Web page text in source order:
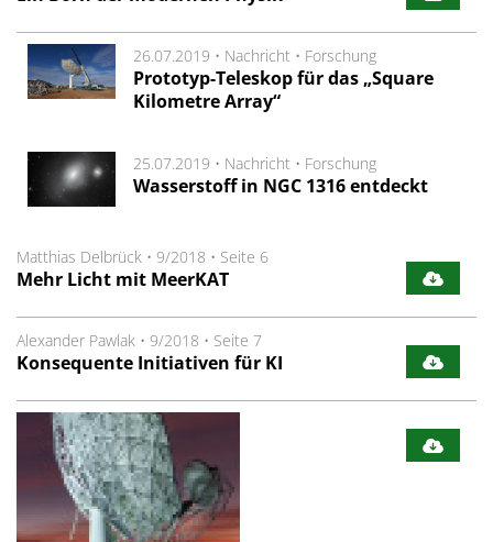
26.07.2019 • Nachricht • Forschung
Prototyp-Teleskop für das „Square
Kilometre Array“
25.07.2019 • Nachricht • Forschung
Wasserstoff in NGC 1316 entdeckt
Matthias Delbrück • 9/2018 • Seite 6
Mehr Licht mit MeerKAT
Alexander Pawlak • 9/2018 • Seite 7
Konsequente Initiativen für KI